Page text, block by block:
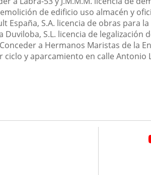
de edificio uso almacén y
España, S.A. licencia de obras para
Duviloba, S.L. licencia de legalización
Conceder a Hermanos Maristas de la
y aparcamiento en calle Antonio